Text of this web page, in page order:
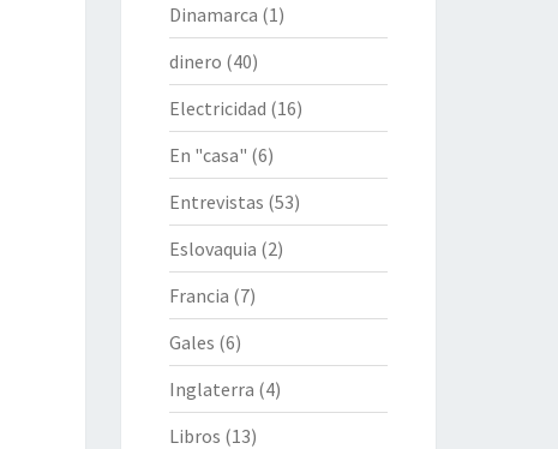
Dinamarca (1)
dinero (40)
Electricidad (16)
En "casa" (6)
Entrevistas (53)
Eslovaquia (2)
Francia (7)
Gales (6)
Inglaterra (4)
Libros (13)